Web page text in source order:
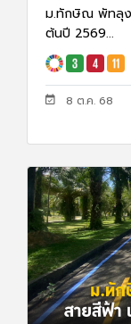
ม.ทักษิณ พัทลุง
ต้นปี 2569...
8 ต.ค. 68